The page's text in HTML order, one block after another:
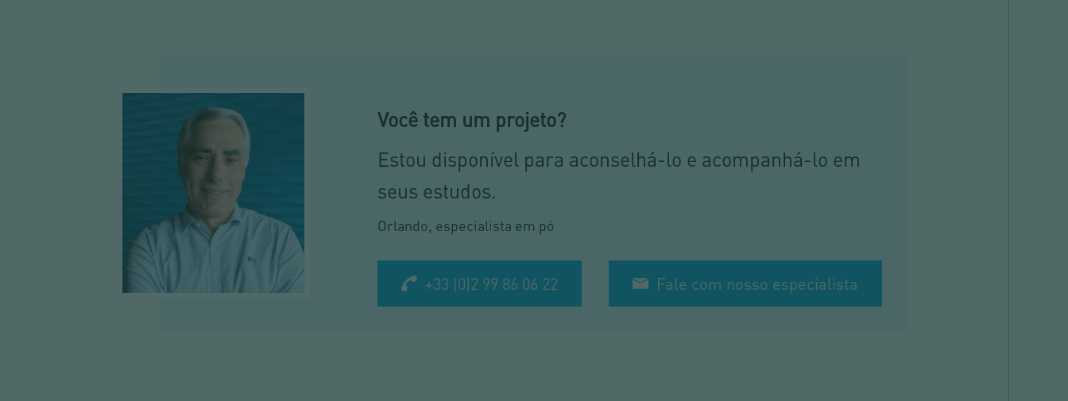
Você tem um projeto?
Estou disponível para aconselhá-lo e acompanhá-lo em
seus estudos.
Orlando, especialista em pó
+33 (0)2 99 86 06 22 Fale com nosso especialista